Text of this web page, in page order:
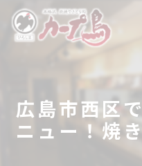
広島市西区
ニュー！焼